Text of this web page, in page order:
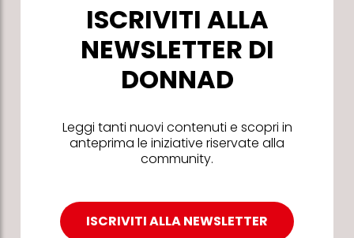
ISCRIVITI ALLA
NEWSLETTER DI
DONNAD
Leggi tanti nuovi contenuti e scopri in
anteprima le iniziative riservate alla
community.
ISCRIVITI ALLA NEWSLETTER